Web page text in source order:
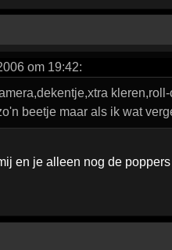
om 19:42:
beetje maar als ik wat
en je alleen nog de